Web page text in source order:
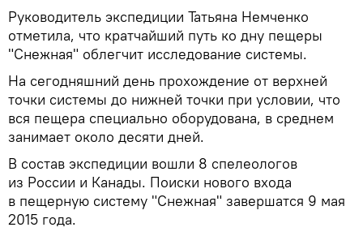
Руководитель экспедиции Татьяна Немченко
отметила, что кратчайший путь ко дну пещеры
"Снежная" облегчит исследование системы.
На сегодняшний день прохождение от верхней
точки системы до нижней точки при условии, что
вся пещера специально оборудована, в среднем
занимает около десяти дней.
В состав экспедиции вошли 8 спелеологов
из России и Канады. Поиски нового входа
в пещерную систему "Снежная" завершатся 9 мая
2015 года.